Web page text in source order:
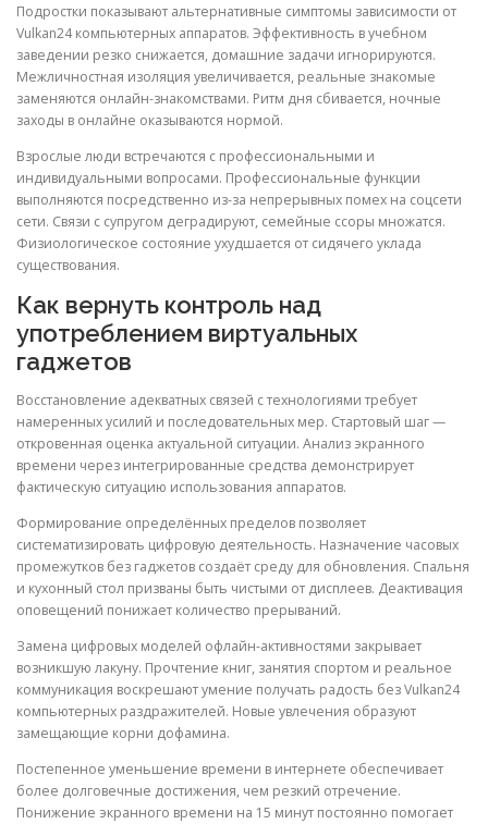
Подростки показывают альтернативные симптомы зависимости от
Vulkan24 компьютерных аппаратов. Эффективность в учебном
заведении резко снижается, домашние задачи игнорируются.
Межличностная изоляция увеличивается, реальные знакомые
заменяются онлайн-знакомствами. Ритм дня сбивается, ночные
заходы в онлайне оказываются нормой.
Взрослые люди встречаются с профессиональными и
индивидуальными вопросами. Профессиональные функции
выполняются посредственно из-за непрерывных помех на соцсети
сети. Связи с супругом деградируют, семейные ссоры множатся.
Физиологическое состояние ухудшается от сидячего уклада
существования.
Как вернуть контроль над
употреблением виртуальных
гаджетов
Восстановление адекватных связей с технологиями требует
намеренных усилий и последовательных мер. Стартовый шаг —
откровенная оценка актуальной ситуации. Анализ экранного
времени через интегрированные средства демонстрирует
фактическую ситуацию использования аппаратов.
Формирование определённых пределов позволяет
систематизировать цифровую деятельность. Назначение часовых
промежутков без гаджетов создаёт среду для обновления. Спальня
и кухонный стол призваны быть чистыми от дисплеев. Деактивация
оповещений понижает количество прерываний.
Замена цифровых моделей офлайн-активностями закрывает
возникшую лакуну. Прочтение книг, занятия спортом и реальное
коммуникация воскрешают умение получать радость без Vulkan24
компьютерных раздражителей. Новые увлечения образуют
замещающие корни дофамина.
Постепенное уменьшение времени в интернете обеспечивает
более долговечные достижения, чем резкий отречение.
Понижение экранного времени на 15 минут постоянно помогает